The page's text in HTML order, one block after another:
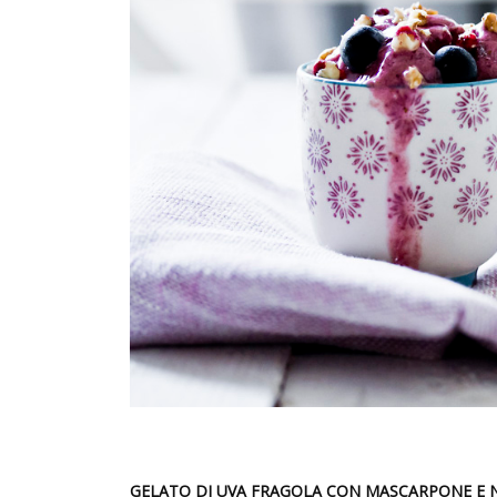
GELATO DI UVA FRAGOLA CON MASCARPONE E